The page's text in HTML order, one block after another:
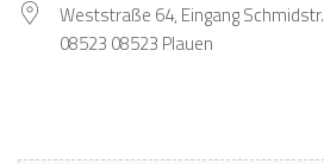
Weststraße 64, Eingang Schmidstr.
08523 08523 Plauen